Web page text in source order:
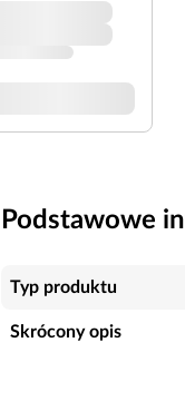
Podstawowe
Typ produktu
Skrócony opis